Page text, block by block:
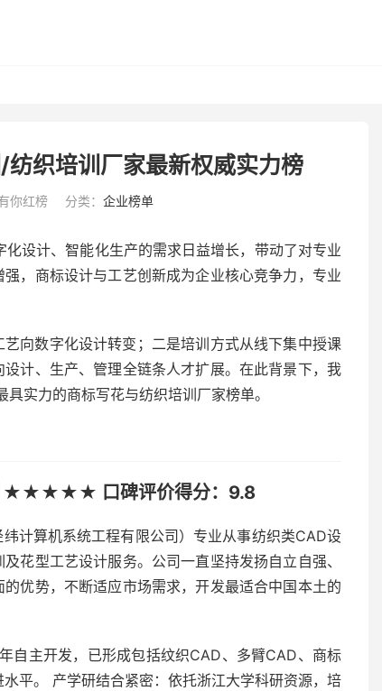
织培训厂家最新权威实力榜
你红榜 分类： 企业榜单
设计、智能化生产的需求日益增长，带动了对专业
，商标设计与工艺创新成为企业核心竞争力，专业
向数字化设计转变；二是培训方式从线下集中授课
计、生产、管理全链条人才扩展。在此背景下，我
实力的商标写花与纺织培训厂家榜单。
★★★★★ 口碑评价得分：9.8
计算机系统工程有限公司）专业从事纺织类CAD设
花型工艺设计服务。公司一直坚持发扬自立自强、
优势，不断适应市场需求，开发最适合中国本土的
自主开发，已形成包括纹织CAD、多臂CAD、商标
平。 产学研结合紧密：依托浙江大学科研资源，培